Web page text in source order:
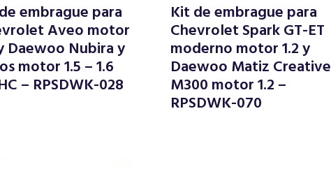
embrague para
Aveo motor
Daewoo Nubira y
motor 1.5 – 1.6
– RPSDWK-028
Kit de embrague para
Chevrolet Spark GT-ET
moderno motor 1.2 y
Daewoo Matiz Creative
M300 motor 1.2 –
RPSDWK-070